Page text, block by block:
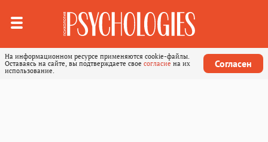
На информационном ресурсе применяются cookie-файлы.
Оставаясь на сайте, вы подтверждаете свое согласие на их
использование.
Согласен